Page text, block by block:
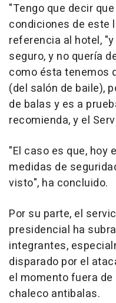
"Tengo que decir
condiciones de este
referencia al hotel,
seguro, y no quería
como ésta tenemos
(del salón de baile),
de balas y es a
recomienda, y el
"El caso es que, hoy
medidas de
visto", ha concluido.
Por su parte, el
presidencial ha
integrantes,
disparado por el
el momento fuera
chaleco antibalas.